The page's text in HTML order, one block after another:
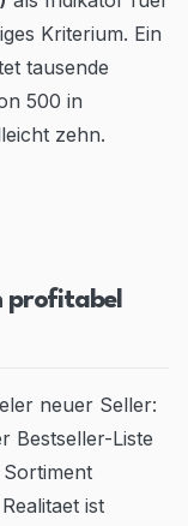
Kriterium. Ein
tausende
500 in
zehn.
profitabel
neuer Seller:
Bestseller-Liste
ist